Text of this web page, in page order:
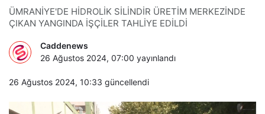
ÜMRANİYE'DE HİDROLİK SİLİNDİR ÜRETİM MERKEZİNDE
ÇIKAN YANGINDA İŞÇİLER TAHLİYE EDİLDİ
Caddenews
26 Ağustos 2024, 07:00 yayınlandı
26 Ağustos 2024, 10:33 güncellendi